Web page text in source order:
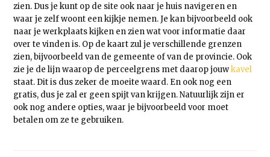
zien. Dus je kunt op de site ook naar je huis navigeren en
waar je zelf woont een kijkje nemen. Je kan bijvoorbeeld ook
naar je werkplaats kijken en zien wat voor informatie daar
over te vinden is. Op de kaart zul je verschillende grenzen
zien, bijvoorbeeld van de gemeente of van de provincie. Ook
zie je de lijn waarop de perceelgrens met daarop jouwkavel
staat. Dit is dus zeker de moeite waard. En ook nog een
gratis, dus je zal er geen spijt van krijgen. Natuurlijk zijn er
ook nog andere opties, waar je bijvoorbeeld voor moet
betalen om ze te gebruiken.